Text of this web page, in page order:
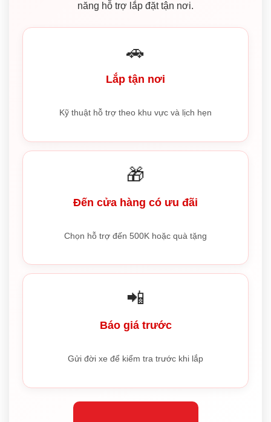
năng hỗ trợ lắp đặt tận nơi.
🚗
Lắp tận nơi
Kỹ thuật hỗ trợ theo khu vực và lịch hẹn
🎁
Đến cửa hàng có ưu đãi
Chọn hỗ trợ đến 500K hoặc quà tặng
📲
Báo giá trước
Gửi đời xe để kiểm tra trước khi lắp